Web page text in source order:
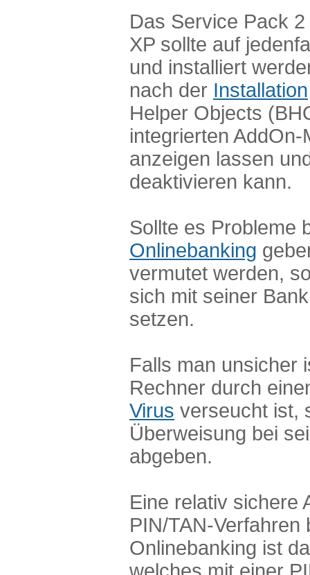
Das Service Pack
XP sollte auf
und installiert
nach der Installation
Helper Objects
integrierten
anzeigen lassen
deaktivieren kann.
Sollte es Probleme
Onlinebanking
vermutet werden,
sich mit seiner
setzen.
Falls man unsicher
Rechner durch
Virus verseucht ist,
Überweisung bei
abgeben.
Eine relativ sichere
PIN/TAN-Verfahren
Onlinebanking ist